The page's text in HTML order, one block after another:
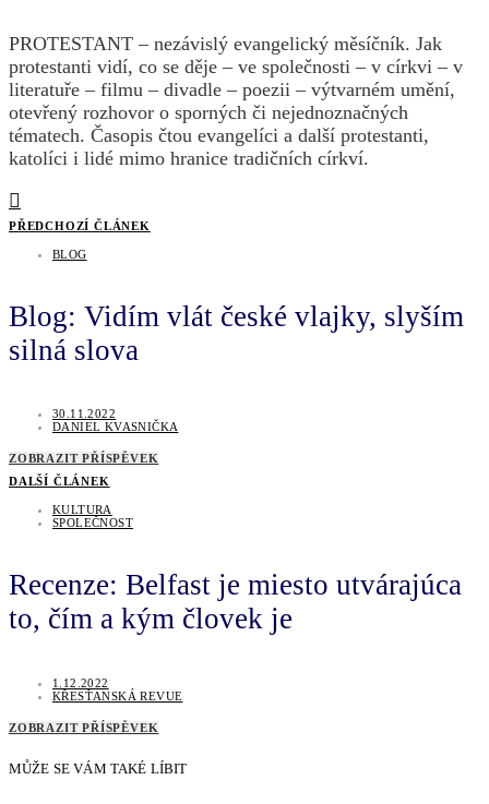
PROTESTANT – nezávislý evangelický měsíčník. Jak
protestanti vidí, co se děje – ve společnosti – v církvi – v
literatuře – filmu – divadle – poezii – výtvarném umění,
otevřený rozhovor o sporných či nejednoznačných
tématech. Časopis čtou evangelíci a další protestanti,
katolíci i lidé mimo hranice tradičních církví.
PŘEDCHOZÍ ČLÁNEK
BLOG
Blog: Vidím vlát české vlajky, slyším
silná slova
30.11.2022
DANIEL KVASNIČKA
ZOBRAZIT PŘÍSPĚVEK
DALŠÍ ČLÁNEK
KULTURA
SPOLEČNOST
Recenze: Belfast je miesto utvárajúca
to, čím a kým človek je
1.12.2022
KŘESŤANSKÁ REVUE
ZOBRAZIT PŘÍSPĚVEK
MŮŽE SE VÁM TAKÉ LÍBIT